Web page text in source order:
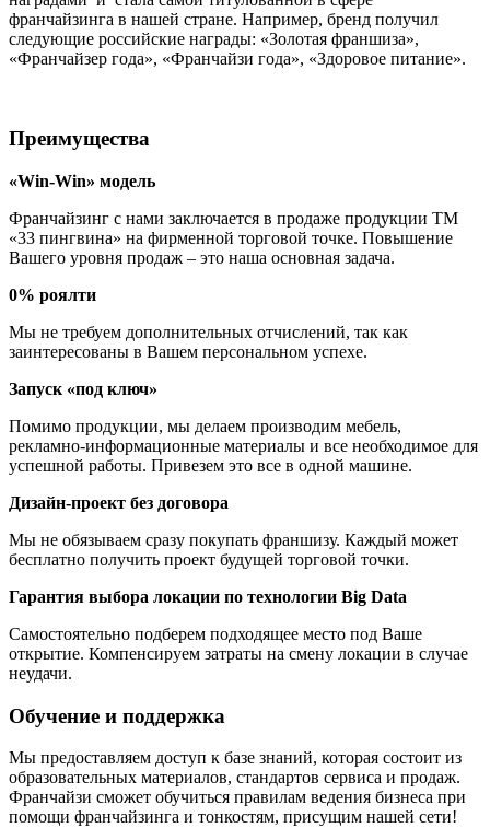
франчайзинга в нашей стране. Например, бренд получил
следующие российские награды: «Золотая франшиза»,
«Франчайзер года», «Франчайзи года», «Здоровое питание».
Преимущества
«Win-Win» модель
Франчайзинг с нами заключается в продаже продукции ТМ
«33 пингвина» на фирменной торговой точке. Повышение
Вашего уровня продаж – это наша основная задача.
0% роялти
Мы не требуем дополнительных отчислений, так как
заинтересованы в Вашем персональном успехе.
Запуск «под ключ»
Помимо продукции, мы делаем производим мебель,
рекламно-информационные материалы и все необходимое для
успешной работы. Привезем это все в одной машине.
Дизайн-проект без договора
Мы не обязываем сразу покупать франшизу. Каждый может
бесплатно получить проект будущей торговой точки.
Гарантия выбора локации по технологии Big Data
Самостоятельно подберем подходящее место под Ваше
открытие. Компенсируем затраты на смену локации в случае
неудачи.
Обучение и поддержка
Мы предоставляем доступ к базе знаний, которая состоит из
образовательных материалов, стандартов сервиса и продаж.
Франчайзи сможет обучиться правилам ведения бизнеса при
помощи франчайзинга и тонкостям, присущим нашей сети!